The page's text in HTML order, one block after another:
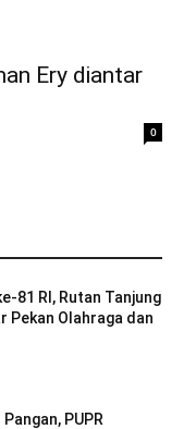
Ery diantar
0
81 RI, Rutan Tanjung
Pekan Olahraga dan
PUPR